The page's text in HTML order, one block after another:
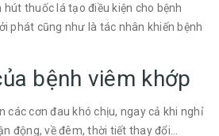
hút thuốc lá tạo điều kiện cho bệnh
phát cũng như là tác nhân khiến bệnh
bệnh viêm khớp
các cơn đau khó chịu, ngay cả khi nghỉ
động, về đêm, thời tiết thay đổi…